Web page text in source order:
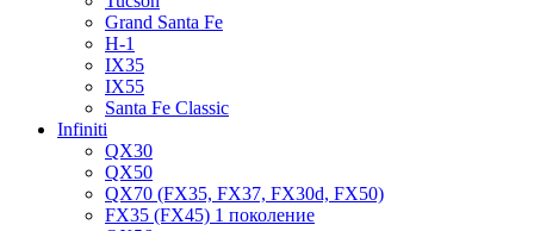
Grand Santa Fe
H-1
IX35
IX55
Santa Fe Classic
Infiniti
QX30
QX50
QX70 (FX35, FX37, FX30d, FX50)
FX35 (FX45) 1 поколение